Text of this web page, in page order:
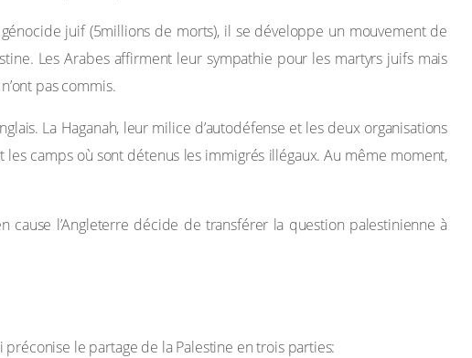
juif (5millions de morts), il se développe un mouvement de
Les Arabes affirment leur sympathie pour les martyrs juifs mais
pas commis.
La Haganah, leur milice d’autodéfense et les deux organisations
camps où sont détenus les immigrés illégaux. Au même moment,
l’Angleterre décide de transférer la question palestinienne à
le partage de la Palestine en trois parties: